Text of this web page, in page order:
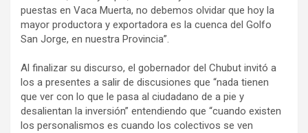
puestas en Vaca Muerta, no debemos olvidar que hoy la
mayor productora y exportadora es la cuenca del Golfo
San Jorge, en nuestra Provincia”.
Al finalizar su discurso, el gobernador del Chubut invitó a
los a presentes a salir de discusiones que “nada tienen
que ver con lo que le pasa al ciudadano de a pie y
desalientan la inversión” entendiendo que “cuando existen
los personalismos es cuando los colectivos se ven